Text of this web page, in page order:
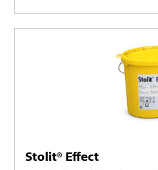
Stolit® Effect